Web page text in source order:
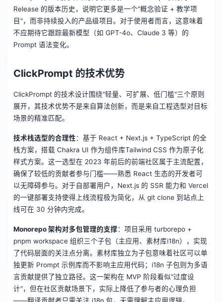
Release 的版本历史，说明它更多是一个"概念验证 + 教学项
目"，而非持续投入的产品级项目。对于使用者而言，这意味着
不应期待它跟踪最新模型（如 GPT-4o、Claude 3 等）的
Prompt 语法变化。
ClickPrompt 的技术优势
ClickPrompt 的技术设计围绕"轻量、可扩展、低门槛"三个原则
展开，其技术优势不是来自算法创新，而是来自工程选型对目标
场景的精准匹配。
技术栈选型的合理性：基于 React + Next.js + TypeScript 的全
栈方案，搭载 Chakra UI 作为组件库Tailwind CSS 作为原子化
样式方案。这一选型在 2023 年前后的前端社区属于主流配置，
确保了较低的贡献者参与门槛——熟悉 React 生态的开发者可
以无障碍参与。对于自部署用户，Next.js 的 SSR 能力和 Vercel
的一键部署支持使得上线流程极为简化，从 git clone 到站点上
线可在 30 分钟内完成。
Monorepo 架构对多包管理的支撑：项目采用 turborepo +
pnpm workspace 组织三个子包（主应用、素材库i18n），实现
了代码层面的关注点分离。素材库独立为子包意味着社区可以单
独更新 Prompt 示例库而不影响主应用代码；i18n 子包则为多语
言贡献提供了独立路径。这一架构在 MVP 阶段看似"过度设
计"，但在社区贡献场景下，实际上降低了参与者的心理负担
——翻译贡献者只需关注 i18n 包，无需理解主应用逻辑。